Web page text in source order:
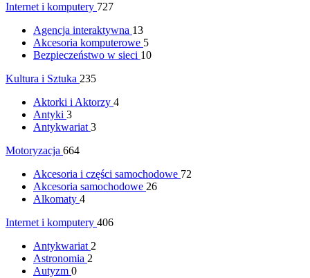
Internet i komputery 727
Agencja interaktywna 13
Akcesoria komputerowe 5
Bezpieczeństwo w sieci 10
Kultura i Sztuka 235
Aktorki i Aktorzy 4
Antyki 3
Antykwariat 3
Motoryzacja 664
Akcesoria i części samochodowe 72
Akcesoria samochodowe 26
Alkomaty 4
Internet i komputery 406
Antykwariat 2
Astronomia 2
Autyzm 0